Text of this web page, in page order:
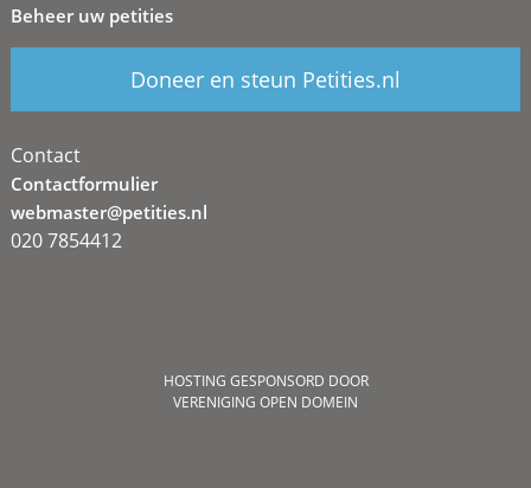
Beheer uw petities
Doneer en steun Petities.nl
Contact
Contactformulier
webmaster@petities.nl
020 7854412
HOSTING GESPONSORD DOOR
VERENIGING OPEN DOMEIN